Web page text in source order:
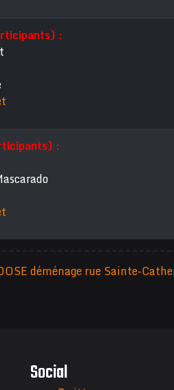
:
:
déménage rue Sainte-
Social